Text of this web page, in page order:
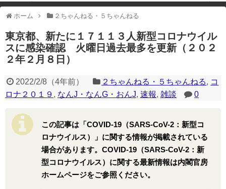
屈辱のプーチン、習近平に「値切られ」「無視され」まるで主従関係…ロシアが中国の属国になりつつある！
一部のコンテンツが表示されなくなったり、サイト全体のレイアウトが崩れ
たりする場合があります。
ホーム ２ちゃんねる・５ちゃんねる
東京都、新たに１７１１３人新型コロナウイル
スに感染確認 火曜日過去最多を更新（２０２
２年２月８日）
2022/2/8（4年前） ２ちゃんねる・５ちゃんねる, コ
ロナ２０１９ , なんJ・なんG・おんJ, 速報, 雑談 0
この記事は「COVID-19（SARS-CoV-2：新型コ
ロナウイルス）」に関する情報が掲載されている
場合があります。COVID-19（SARS-CoV-2：新
型コロナウイルス）に関する最新情報は内閣官房
ホームページをご参照ください。